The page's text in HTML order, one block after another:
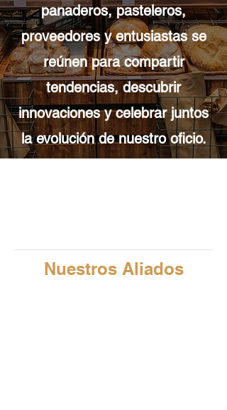
panaderos, pasteleros,
proveedores y entusiastas se
reúnen para compartir
tendencias, descubrir
innovaciones y celebrar juntos
la evolución de nuestro oficio.
Nuestros Aliados